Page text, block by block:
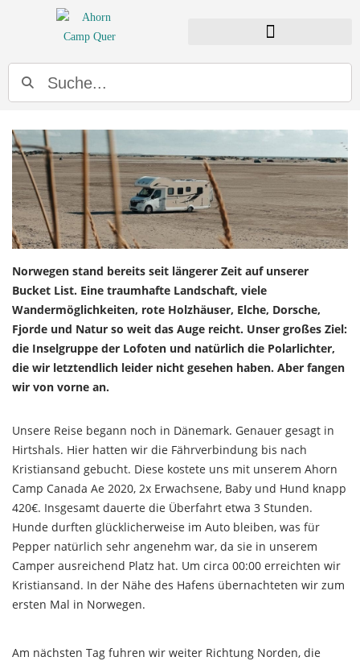
Hei, Norwegen!
Norwegen stand bereits seit längerer Zeit auf unserer
Bucket List. Eine traumhafte Landschaft, viele
Wandermöglichkeiten, rote Holzhäuser, Elche, Dorsche,
Fjorde und Natur so weit das Auge reicht. Unser großes Ziel:
die Inselgruppe der Lofoten und natürlich die Polarlichter,
die wir letztendlich leider nicht gesehen haben. Aber fangen
wir von vorne an.
Unsere Reise begann noch in Dänemark. Genauer gesagt in
Hirtshals. Hier hatten wir die Fährverbindung bis nach
Kristiansand gebucht. Diese kostete uns mit unserem Ahorn
Camp Canada Ae 2020, 2x Erwachsene, Baby und Hund knapp
420€. Insgesamt dauerte die Überfahrt etwa 3 Stunden.
Hunde durften glücklicherweise im Auto bleiben, was für
Pepper natürlich sehr angenehm war, da sie in unserem
Camper ausreichend Platz hat. Um circa 00:00 erreichten wir
Kristiansand. In der Nähe des Hafens übernachteten wir zum
ersten Mal in Norwegen.
Am nächsten Tag fuhren wir weiter Richtung Norden, die